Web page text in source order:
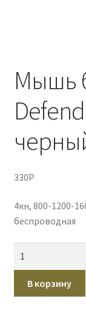
Мышь
330P
4кн, 800-1200-
беспроводная
Мышь
беспроводная
В корзину